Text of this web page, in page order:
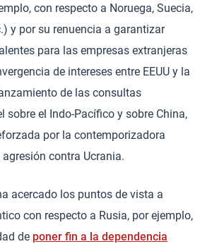
con respecto a Noruega, Suecia,
y por su renuencia a garantizar
para las empresas extranjeras
de intereses entre EEUU y la
de las consultas
sobre el Indo-Pacífico y sobre China,
por la contemporizadora
contra Ucrania.
acercado los puntos de vista a
con respecto a Rusia, por ejemplo,
de poner fin a la dependencia